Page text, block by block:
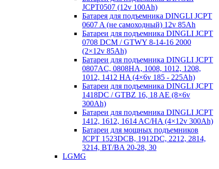
JCPT0507 (12v 100Ah)
Батарея для подъемника DINGLI JCPT
0607 A (не самоходный) 12v 85Ah
Батареи для подъемника DINGLI JCPT
0708 DCM / GTWY 8-14-16 2000
(2×12v 85Ah)
Батареи для подъемника DINGLI JCPT
0807AC, 0808HA, 1008, 1012, 1208,
1012, 1412 HA (4×6v 185 - 225Ah)
Батареи для подъемника DINGLI JCPT
1418DC / GTBZ 16, 18 AE (8×6v
300Ah)
Батареи для подъемника DINGLI JCPT
1412, 1612, 1614 AC/HA (4×12v 300Ah)
Батареи для мощных подъемников
JCPT 1523DCB, 1912DC, 2212, 2814,
3214, BT/BA 20-28, 30
LGMG